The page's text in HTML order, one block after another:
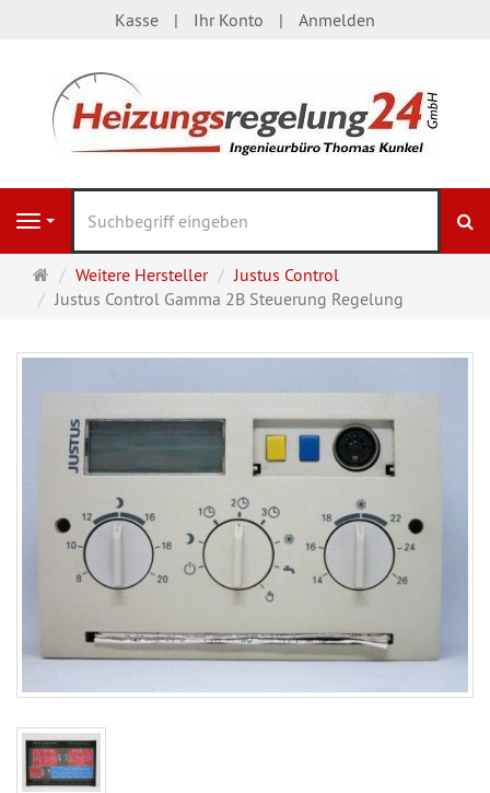
Kasse Ihr Konto Anmelden
Navigation
Startseite
Weitere Hersteller
Justus Control
Justus Control Gamma 2B Steuerung Regelung